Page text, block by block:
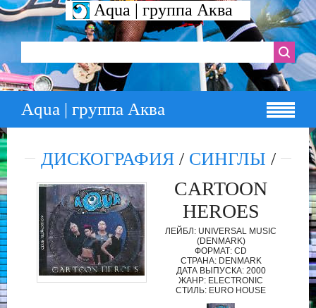
Aqua | группа Аква
Aqua | группа Аква
ДИСКОГРАФИЯ/ СИНГЛЫ /
CARTOON
HEROES
ЛЕЙБЛ: UNIVERSAL MUSIC
(DENMARK)
ФОРМАТ: CD
СТРАНА: DENMARK
ДАТА ВЫПУСКА: 2000
ЖАНР: ELECTRONIC
СТИЛЬ: EURO HOUSE